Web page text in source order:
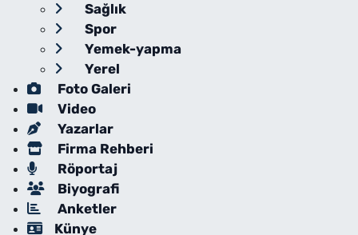
Sağlık
Spor
Yemek-yapma
Yerel
Foto Galeri
Video
Yazarlar
Firma Rehberi
Röportaj
Biyografi
Anketler
Künye